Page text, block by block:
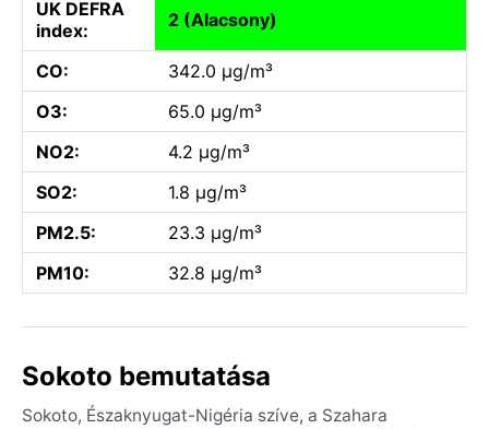
UK DEFRA
index:
2 (Alacsony)
CO:
342.0 µg/m³
O3:
65.0 µg/m³
NO2:
4.2 µg/m³
SO2:
1.8 µg/m³
PM2.5:
23.3 µg/m³
PM10:
32.8 µg/m³
Sokoto bemutatása
Sokoto, Északnyugat-Nigéria szíve, a Szahara